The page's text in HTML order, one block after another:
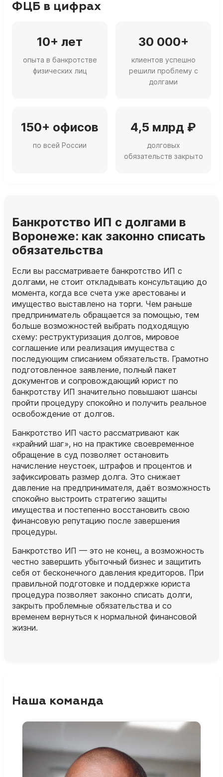
ФЦБ в цифрах
10+ лет
опыта в банкротстве
физических лиц
30 000+
клиентов успешно
решили проблему с
долгами
150+ офисов
по всей России
4,5 млрд ₽
долговых
обязательств закрыто
Банкротство ИП с долгами в
Воронеже: как законно списать
обязательства
Если вы рассматриваете банкротство ИП с
долгами, не стоит откладывать консультацию до
момента, когда все счета уже арестованы и
имущество выставлено на торги. Чем раньше
предприниматель обращается за помощью, тем
больше возможностей выбрать подходящую
схему: реструктуризация долгов, мировое
соглашение или реализация имущества с
последующим списанием обязательств. Грамотно
подготовленное заявление, полный пакет
документов и сопровождающий юрист по
банкротству ИП значительно повышают шансы
пройти процедуру спокойно и получить реальное
освобождение от долгов.
Банкротство ИП часто рассматривают как
«крайний шаг», но на практике своевременное
обращение в суд позволяет остановить
начисление неустоек, штрафов и процентов и
зафиксировать размер долга. Это снижает
давление на предпринимателя, даёт возможность
спокойно выстроить стратегию защиты
имущества и постепенно восстановить свою
финансовую репутацию после завершения
процедуры.
Банкротство ИП — это не конец, а возможность
честно завершить убыточный бизнес и защитить
себя от бесконечного давления кредиторов. При
правильной подготовке и поддержке юриста
процедура позволяет законно списать долги,
закрыть проблемные обязательства и со
временем вернуться к нормальной финансовой
жизни.
Наша команда